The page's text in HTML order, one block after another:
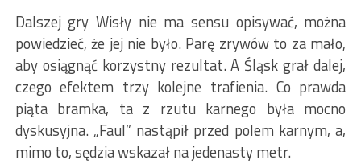
Dalszej gry Wisły nie ma sensu opisywać, można
powiedzieć, że jej nie było. Parę zrywów to za mało,
aby osiągnąć korzystny rezultat. A Śląsk grał dalej,
czego efektem trzy kolejne trafienia. Co prawda
piąta bramka, ta z rzutu karnego była mocno
dyskusyjna. „Faul” nastąpił przed polem karnym, a,
mimo to, sędzia wskazał na jedenasty metr.